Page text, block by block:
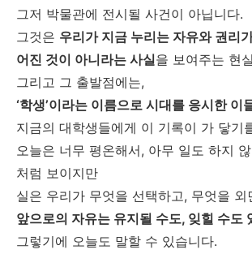
그저 박물관에 전시될 사건이 아닙니다.
그것은 우리가 지금 누리는 자유와 권리
어진 것이 아니라는 사실을 보여주는 현
그리고 그 출발점에는,
‘학생’이라는 이름으로 시대를 응시한 이
지금의 대학생들에게 이 기록이 가 닿기
오늘은 너무 평온해서, 아무 일도 하지
처럼 보이지만
실은 우리가 무엇을 선택하고, 무엇을 외
앞으로의 자유는 유지될 수도, 잊힐 수도
그렇기에 오늘도 말할 수 있습니다.